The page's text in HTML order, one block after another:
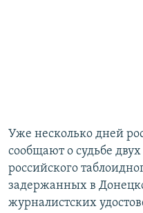
Уже несколько дней
сообщают о судьбе
российского
задержанных в
журналистских